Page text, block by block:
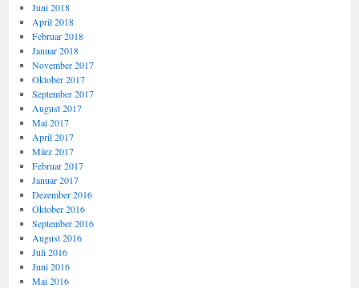
Juni 2018
April 2018
Februar 2018
Januar 2018
November 2017
Oktober 2017
September 2017
August 2017
Mai 2017
April 2017
März 2017
Februar 2017
Januar 2017
Dezember 2016
Oktober 2016
September 2016
August 2016
Juli 2016
Juni 2016
Mai 2016